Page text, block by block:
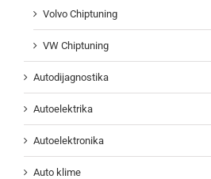
Volvo Chiptuning
VW Chiptuning
Autodijagnostika
Autoelektrika
Autoelektronika
Auto klime